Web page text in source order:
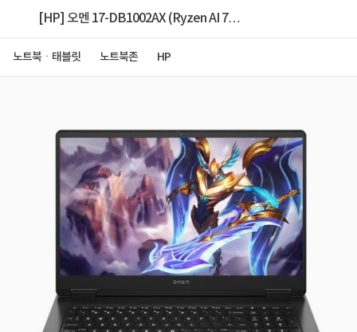
[HP] 오멘 17-DB1002AX (Ryzen AI 7
노트북ㆍ태블릿 노트북존 HP